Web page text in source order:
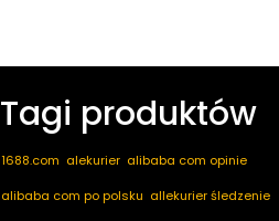
Tagi produktów
1688.com alekurier alibaba com opinie
alibaba com po polsku allekurier śledzenie